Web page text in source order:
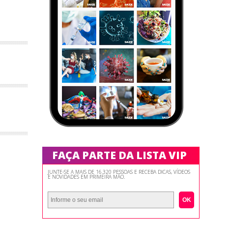
FAÇA PARTE DA LISTA VIP
JUNTE-SE A MAIS DE 16.320 PESSOAS E RECEBA DICAS, VÍDEOS
E NOVIDADES EM PRIMEIRA MÃO.
OK